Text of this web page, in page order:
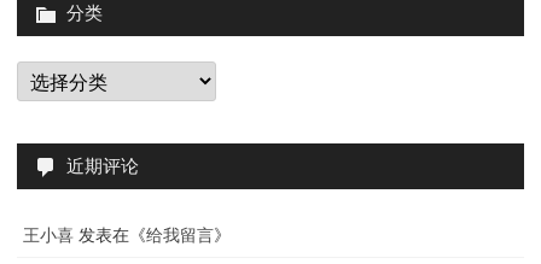
分类
分
类
近期评论
王小喜 发表在《给我留言》